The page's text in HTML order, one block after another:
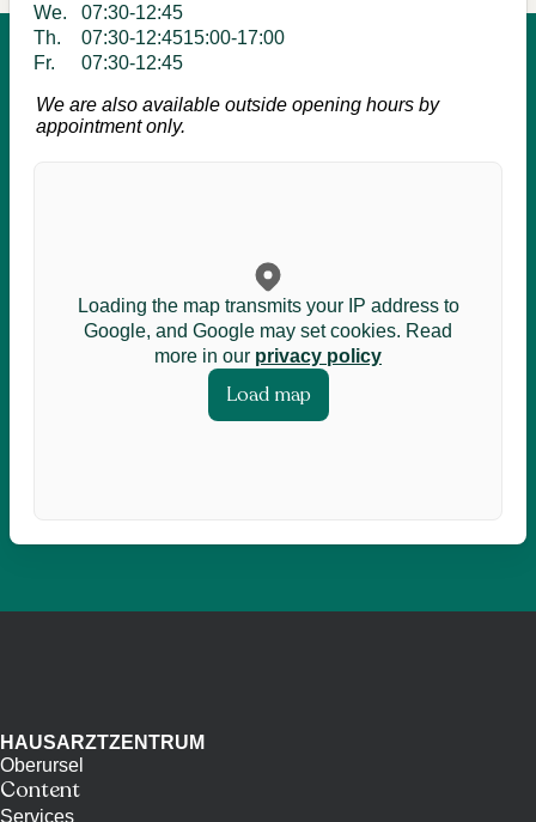
We.
07:30-12:45
Th. 07:30-12:4515:00-17:00
Fr. 07:30-12:45
We are also available outside opening hours by
appointment only.
Loading the map transmits your IP address to
Google, and Google may set cookies. Read
more in our privacy policy
Load map
HAUSARZTZENTRUM
Oberursel
Content
Services